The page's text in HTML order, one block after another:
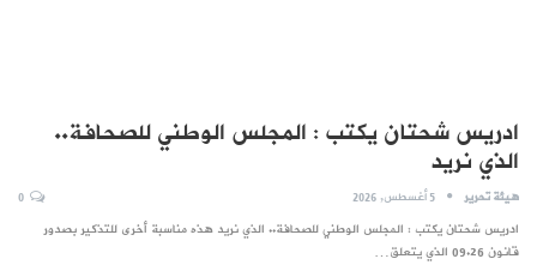
ادريس شحتان يكتب : المجلس الوطني للصحافة..
الذي نريد
هيئة تحرير 5 أغسطس, 2026
ادريس شحتان يكتب : المجلس الوطني للصحافة.. الذي نريد هذه مناسبة أخرى للتذكير بصدور
قانون 09.26 الذي يتعلق…